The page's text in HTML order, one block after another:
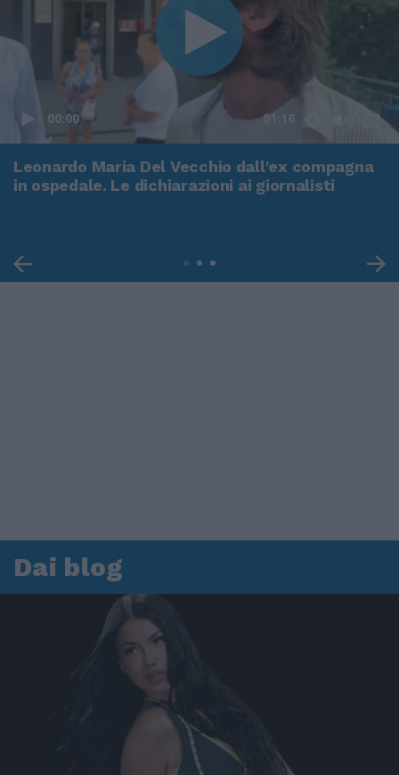
00:00 01:16
Leonardo Maria Del Vecchio dall'ex compagna
in ospedale. Le dichiarazioni ai giornalisti
Dai blog